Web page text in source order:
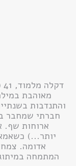
מאוהבת
והתנדבות
חברתי שמחבר
ארוחות שף.
יותר...)